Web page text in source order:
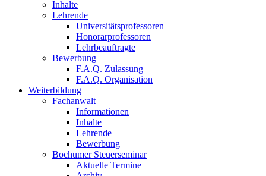
Inhalte
Lehrende
Universitätsprofessoren
Honorarprofessoren
Lehrbeauftragte
Bewerbung
F.A.Q. Zulassung
F.A.Q. Organisation
Weiterbildung
Fachanwalt
Informationen
Inhalte
Lehrende
Bewerbung
Bochumer Steuerseminar
Aktuelle Termine